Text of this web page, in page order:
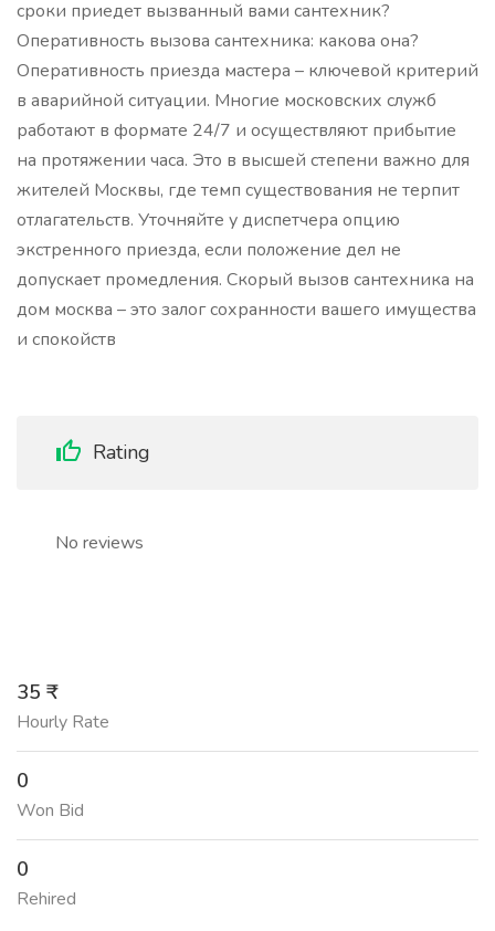
сроки приедет вызванный вами сантехник?
Оперативность вызова сантехника: какова она?
Оперативность приезда мастера – ключевой критерий
в аварийной ситуации. Многие московских служб
работают в формате 24/7 и осуществляют прибытие
на протяжении часа. Это в высшей степени важно для
жителей Москвы, где темп существования не терпит
отлагательств. Уточняйте у диспетчера опцию
экстренного приезда, если положение дел не
допускает промедления. Скорый вызов сантехника на
дом москва – это залог сохранности вашего имущества
и спокойств
Rating
No reviews
35 ₹
Hourly Rate
0
Won Bid
0
Rehired